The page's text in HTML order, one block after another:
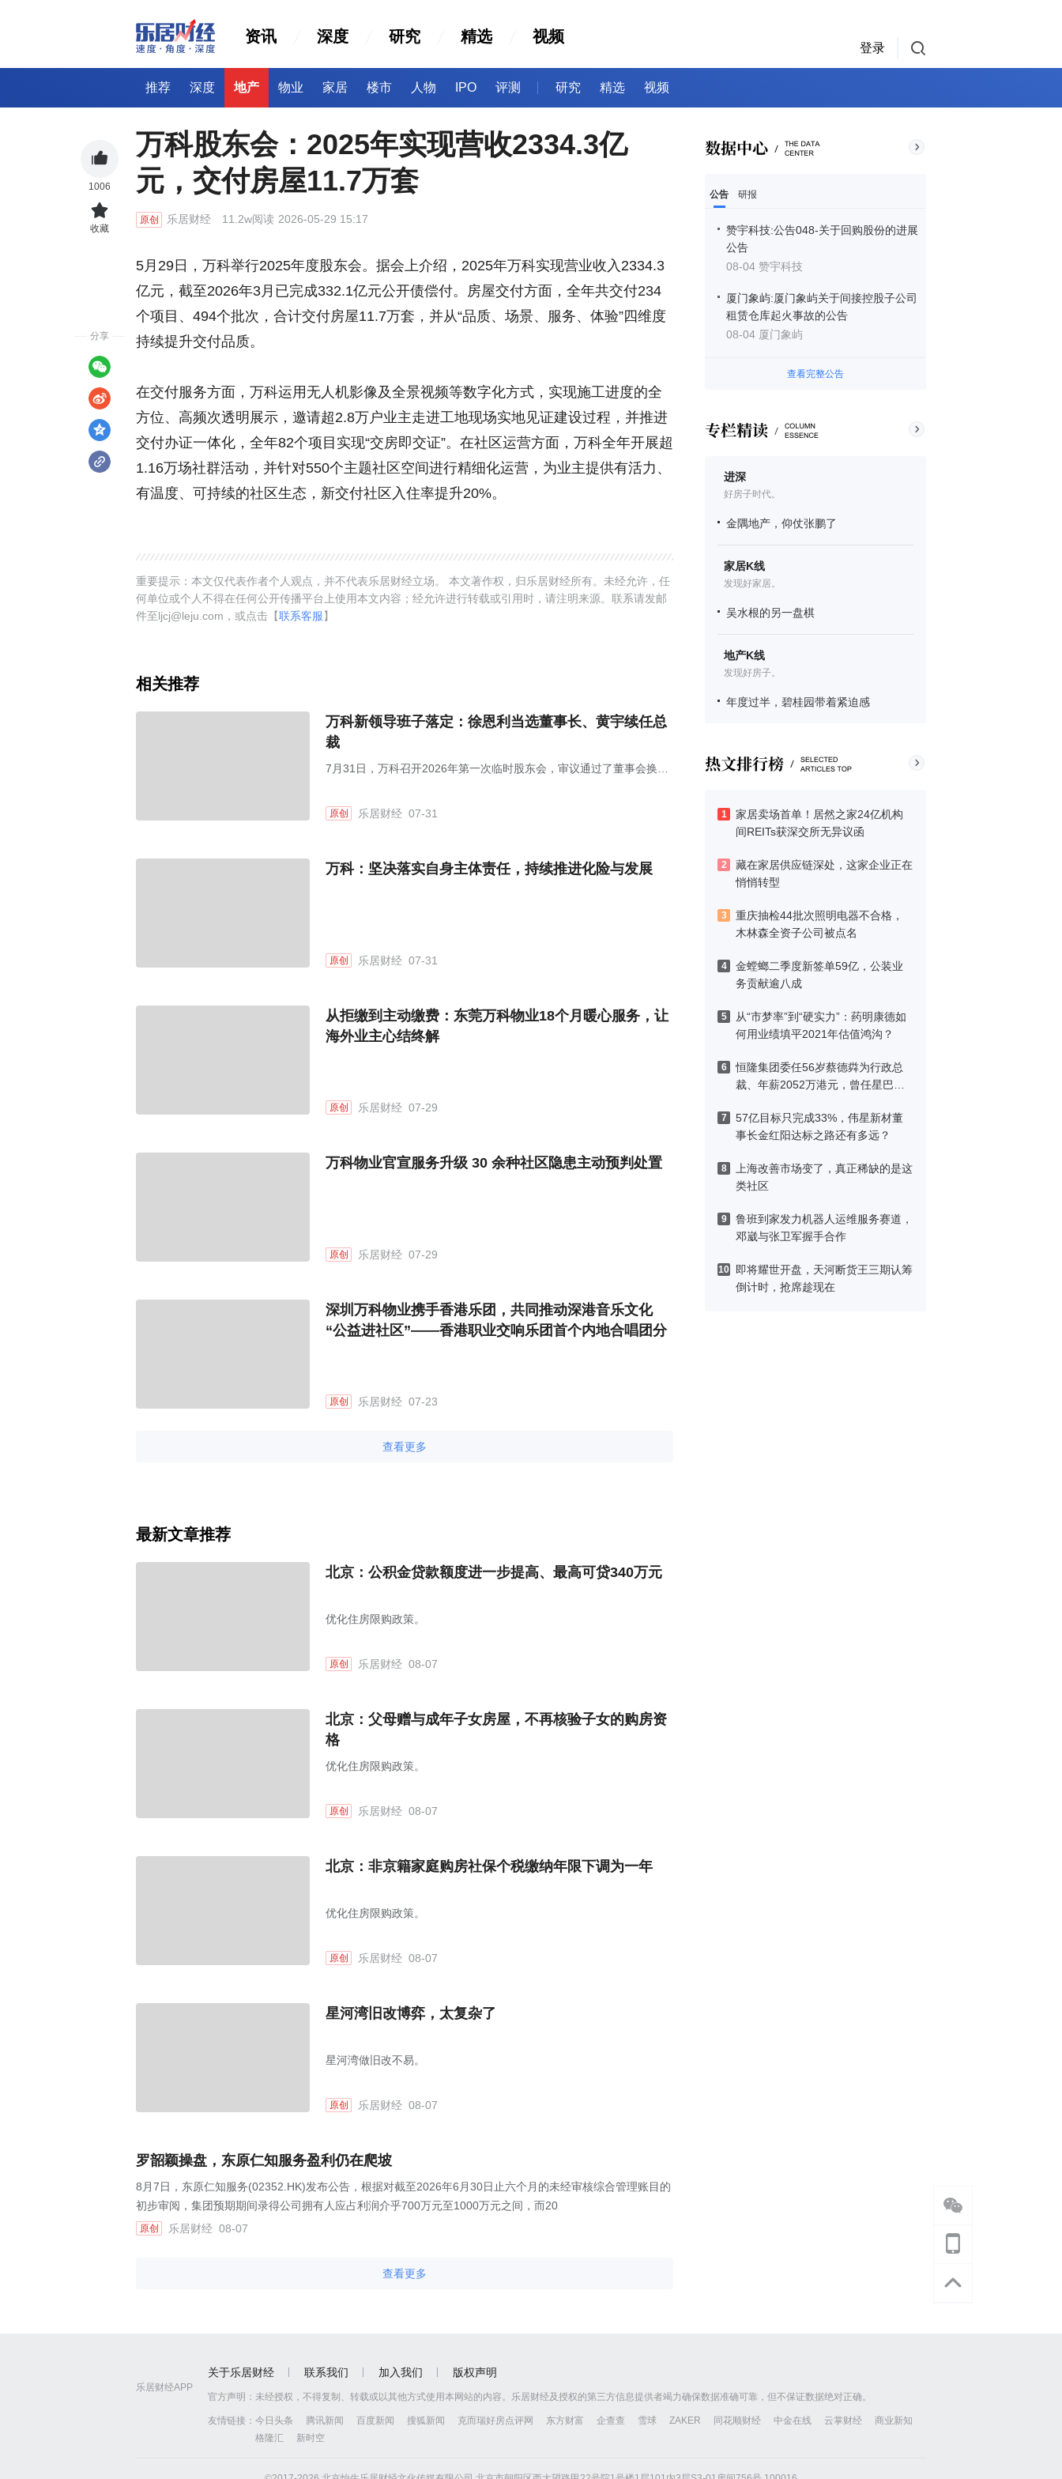
资讯 深度 研究 精选 视频
登录
推荐 深度 地产 物业 家居 楼市 人物 IPO 评测 研究 精选 视频
公告 研报
赞宇科技:公告048-关于回购股份的进展
公告
08-04 赞宇科技
厦门象屿:厦门象屿关于间接控股子公司
租赁仓库起火事故的公告
08-04 厦门象屿
查看完整公告
进深
好房子时代。
金隅地产，仰仗张鹏了
家居K线
发现好家居。
吴水根的另一盘棋
地产K线
发现好房子。
年度过半，碧桂园带着紧迫感
1
家居卖场首单！居然之家24亿机构
间REITs获深交所无异议函
2
藏在家居供应链深处，这家企业正在
悄悄转型
3
重庆抽检44批次照明电器不合格，
木林森全资子公司被点名
4
金螳螂二季度新签单59亿，公装业
务贡献逾八成
5
从“市梦率”到“硬实力”：药明康德如
何用业绩填平2021年估值鸿沟？
6
恒隆集团委任56岁蔡德粦为行政总
裁、年薪2052万港元，曾任星巴克
7
57亿目标只完成33%，伟星新材董
事长金红阳达标之路还有多远？
8
上海改善市场变了，真正稀缺的是这
类社区
9
鲁班到家发力机器人运维服务赛道，
邓崴与张卫军握手合作
10
即将耀世开盘，天河断货王三期认筹
倒计时，抢席趁现在
万科股东会：2025年实现营收2334.3亿
元，交付房屋11.7万套
原创 乐居财经 11.2w阅读 2026-05-29 15:17
5月29日，万科举行2025年度股东会。据会上介绍，2025年万科实现营业收入2334.3
亿元，截至2026年3月已完成332.1亿元公开债偿付。房屋交付方面，全年共交付234
个项目、494个批次，合计交付房屋11.7万套，并从“品质、场景、服务、体验”四维度
持续提升交付品质。
在交付服务方面，万科运用无人机影像及全景视频等数字化方式，实现施工进度的全
方位、高频次透明展示，邀请超2.8万户业主走进工地现场实地见证建设过程，并推进
交付办证一体化，全年82个项目实现“交房即交证”。在社区运营方面，万科全年开展超
1.16万场社群活动，并针对550个主题社区空间进行精细化运营，为业主提供有活力、
有温度、可持续的社区生态，新交付社区入住率提升20%。
重要提示：本文仅代表作者个人观点，并不代表乐居财经立场。 本文著作权，归乐居财经所有。未经允许，任
何单位或个人不得在任何公开传播平台上使用本文内容；经允许进行转载或引用时，请注明来源。联系请发邮
件至ljcj@leju.com，或点击【联系客服】
相关推荐
万科新领导班子落定：徐恩利当选董事长、黄宇续任总
裁
7月31日，万科召开2026年第一次临时股东会，审议通过了董事会换届
董事会非独立董事，黄亚英、廖子彬、王卫国、杨兆当选独立董事。
原创 乐居财经 07-31
万科：坚决落实自身主体责任，持续推进化险与发展
原创 乐居财经 07-31
从拒缴到主动缴费：东莞万科物业18个月暖心服务，让
海外业主心结终解
原创 乐居财经 07-29
万科物业官宣服务升级 30 余种社区隐患主动预判处置
原创 乐居财经 07-29
深圳万科物业携手香港乐团，共同推动深港音乐文化
“公益进社区”——香港职业交响乐团首个内地合唱团分
原创 乐居财经 07-23
查看更多
最新文章推荐
北京：公积金贷款额度进一步提高、最高可贷340万元
优化住房限购政策。
原创 乐居财经 08-07
北京：父母赠与成年子女房屋，不再核验子女的购房资
格
优化住房限购政策。
原创 乐居财经 08-07
北京：非京籍家庭购房社保个税缴纳年限下调为一年
优化住房限购政策。
原创 乐居财经 08-07
星河湾旧改博弈，太复杂了
星河湾做旧改不易。
原创 乐居财经 08-07
罗韶颖操盘，东原仁知服务盈利仍在爬坡
8月7日，东原仁知服务(02352.HK)发布公告，根据对截至2026年6月30日止六个月的未经审核综合管理账目的
初步审阅，集团预期期间录得公司拥有人应占利润介乎700万元至1000万元之间，而20
原创 乐居财经 08-07
查看更多
乐居财经APP
关于乐居财经 联系我们 加入我们 版权声明
官方声明： 未经授权，不得复制、转载或以其他方式使用本网站的内容。乐居财经及授权的第三方信息提供者竭力确保数据准确可靠，但不保证数据绝对正确。
友情链接： 今日头条 腾讯新闻 百度新闻 搜狐新闻 克而瑞好房点评网 东方财富 企查查 雪球 ZAKER 同花顺财经 中金在线 云掌财经
商业新知
格隆汇
新时空
1006
收藏
分享